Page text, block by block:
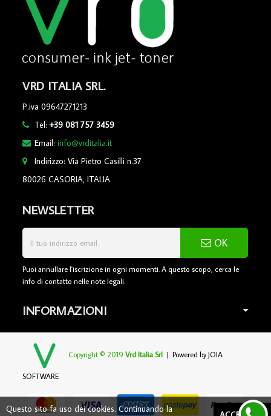
VRD ITALIA SRL.
P.iva 09647271213
Tel:+39 081 757 3459
Email:info@vrditalia.it
Indirizzo: Via Pietro Casilli n.37
80026 CASORIA, ITALIA
NEWSLETTER
OK
Puoi annullare l'iscrizione in ogni momenti. A questo scopo, cerca le
info di contatto nelle note legali.
INFORMAZIONI
Copyright © 2019Vrd Italia Srl | Powered byJOIA
SOFTWARE
Questo sito fa uso dei cookies. Continuando la